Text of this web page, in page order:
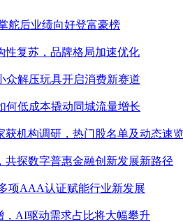
舵后业绩向好登富豪榜
性复苏，品牌格局加速优化
众解压玩具开启消费新赛道
何低成本撬动同城流量增长
获机构调研，热门股名单及动态速
探数字普惠金融创新发展新路径
项AAA认证赋能行业新发展
，AI驱动需求占比将大幅攀升